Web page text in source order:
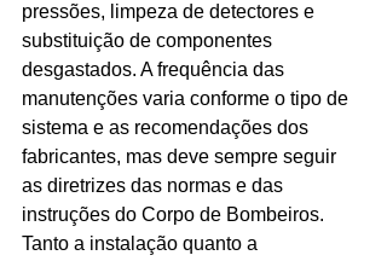
pressões, limpeza de detectores e
substituição de componentes
desgastados. A frequência das
manutenções varia conforme o tipo de
sistema e as recomendações dos
fabricantes, mas deve sempre seguir
as diretrizes das normas e das
instruções do Corpo de Bombeiros.
Tanto a instalação quanto a